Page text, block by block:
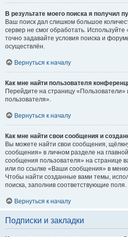
В результате моего поиска я получил
Ваш поиск дал слишком большое
сервер не смог обработать.
точно задавайте условия поиска и
осуществлён.
Вернуться к началу
Как мне найти пользователя
Перейдите на страницу
пользователя».
Вернуться к началу
Как мне найти свои сообщения и
Вы можете найти свои сообщения,
сообщения» в личном разделе на
сообщения пользователя» на странице
или по ссылке «Ваши сообщения» в
Чтобы найти созданные вами темы,
поиска, заполнив соответствующие поля.
Вернуться к началу
Подписки и закладки